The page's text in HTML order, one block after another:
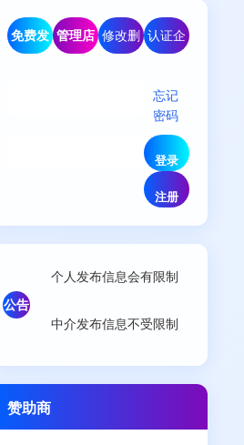
免费发 管理店 修改删 认证企
忘记
密码
公告
个人发布信息会有限制
中介发布信息不受限制
赞助商